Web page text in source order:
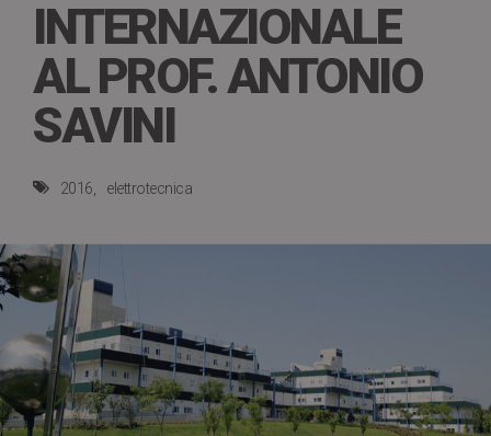
INTERNAZIONALE
AL PROF. ANTONIO
SAVINI
2016 elettrotecnica